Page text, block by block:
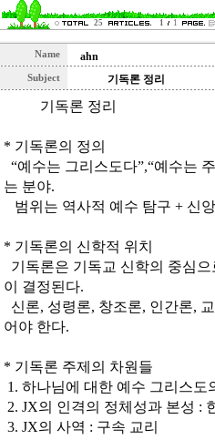
25 1 1
Name ahn
Subject 기독론 정리
기독론 정리
* 기독론의 정의
“예수는 그리스도다”,“예수는
는 분야.
범위는 역사적 예수 탐구 + 신
* 기독론의 신학적 위치
기독론은 기독교 신학의 중심
이 결정된다.
신론, 성령론, 창조론, 인간론,
어야 한다.
* 기독론 주제의 차원들
1. 하나님에 대한 예수 그리스
2. JX의 인격의 정체성과 본성 :
3. JX의 사역 : 구속 교리